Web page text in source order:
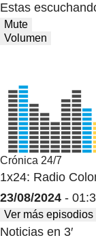
Estas
Mute
Volumen
Crónica 24/7
1x24: Radio
23/08/2024 -
Ver más episodios
Noticias en 3′